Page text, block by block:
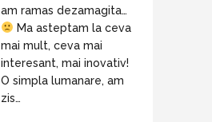
am ramas dezamagita…
Ma asteptam la ceva
mai mult, ceva mai
interesant, mai inovativ!
O simpla lumanare, am
zis…